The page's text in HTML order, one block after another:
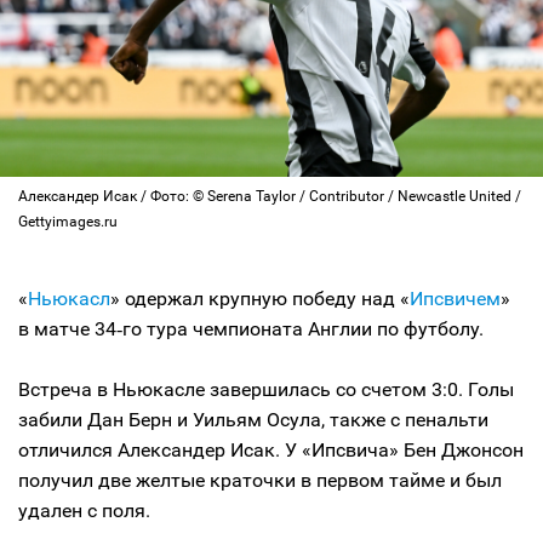
Александер Исак / Фото: © Serena Taylor / Contributor / Newcastle United /
Gettyimages.ru
«Ньюкасл» одержал крупную победу над «Ипсвичем»
в матче 34‑го тура чемпионата Англии по футболу.
Встреча в Ньюкасле завершилась со счетом 3:0. Голы
забили Дан Берн и Уильям Осула, также с пенальти
отличился Александер Исак. У «Ипсвича» Бен Джонсон
получил две желтые краточки в первом тайме и был
удален с поля.